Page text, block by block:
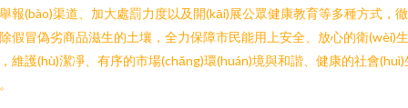
報(bào)渠道、加大處罰力度以及開(kāi)展公眾健康教育等多種方式，
假冒偽劣商品滋生的土壤，全力保障市民能用上安全、放心的衛(wèi)
維護(hù)潔凈、有序的市場(chǎng)環(huán)境與和諧、健康的社會(huì)